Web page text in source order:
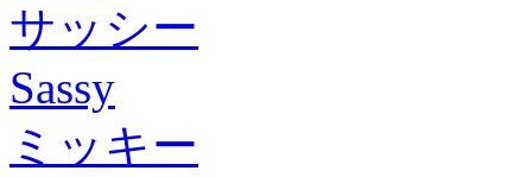
サッシー
Sassy
ミッキー